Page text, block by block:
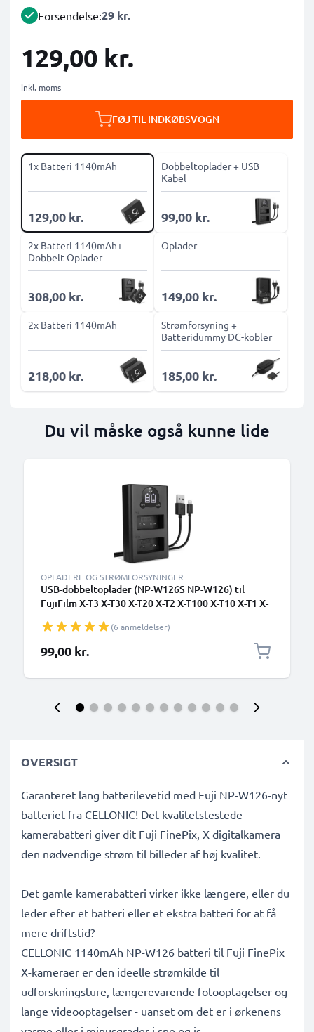
Forsendelse:29 kr.
129,00 kr.
inkl. moms
FØJ TIL INDKØBSVOGN
1x Batteri 1140mAh
129,00 kr.
Dobbeltoplader + USB
Kabel
99,00 kr.
2x Batteri 1140mAh+
Dobbelt Oplader
308,00 kr.
Oplader
149,00 kr.
2x Batteri 1140mAh
218,00 kr.
Strømforsyning +
Batteridummy DC-kobler
185,00 kr.
Du vil måske også kunne lide
OPLADERE OG STRØMFORSYNINGER
USB-dobbeltoplader (NP-W126S NP-W126) til
FujiFilm X-T3 X-T30 X-T20 X-T2 X-T100 X-T10 X-T1 X-
(6 anmeldelser)
99,00 kr.
OVERSIGT
Garanteret lang batterilevetid med Fuji NP-W126-nyt
batteriet fra CELLONIC! Det kvalitetstestede
kamerabatteri giver dit Fuji FinePix, X digitalkamera
den nødvendige strøm til billeder af høj kvalitet.
Det gamle kamerabatteri virker ikke længere, eller du
leder efter et batteri eller et ekstra batteri for at få
mere driftstid?
CELLONIC 1140mAh NP-W126 batteri til Fuji FinePix
X-kameraer er den ideelle strømkilde til
udforskningsture, længerevarende fotooptagelser og
lange videooptagelser - uanset om det er i ørkenens